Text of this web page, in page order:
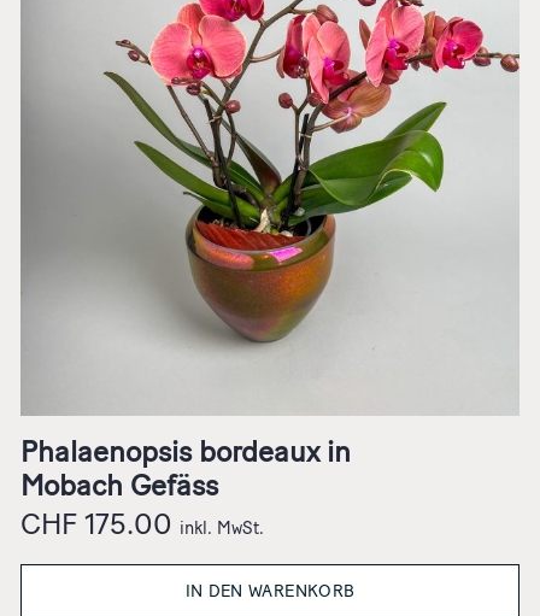
Phalaenopsis bordeaux in
Mobach Gefäss
CHF 175.00 inkl. MwSt.
IN DEN WARENKORB